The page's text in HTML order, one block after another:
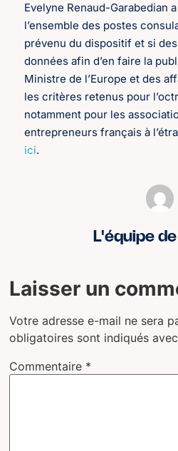
Evelyne Renaud-Garabedian
l’ensemble des postes
prévenu du dispositif et si
données afin d’en faire la
Ministre de l’Europe et des
les critères retenus pour
notamment pour les
entrepreneurs français à
ici.
L'équipe
Laisser un
Votre adresse e-mail ne sera
obligatoires sont indiqués avec
Commentaire *